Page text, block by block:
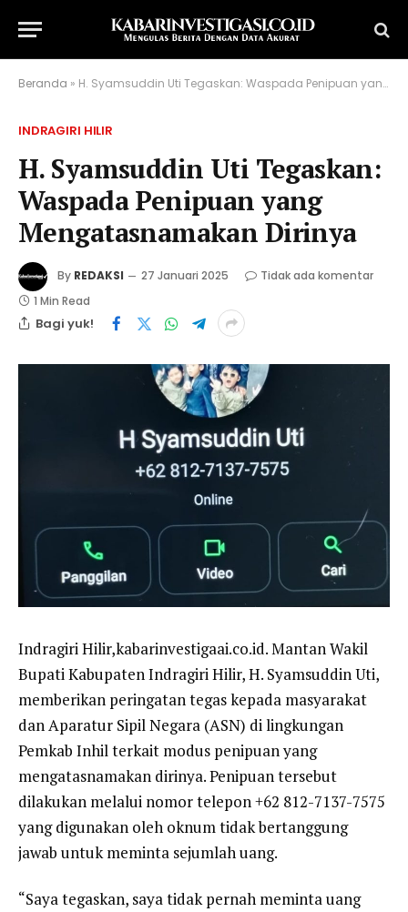
Beranda » H. Syamsuddin Uti Tegaskan: Waspada Penipuan yang Mengatasnamakan Dirinya
INDRAGIRI HILIR
H. Syamsuddin Uti Tegaskan:
Waspada Penipuan yang
Mengatasnamakan Dirinya
By REDAKSI 27 Januari 2025
Tidak ada komentar
1 Min Read
Bagi yuk!
Indragiri Hilir,kabarinvestigaai.co.id. Mantan Wakil
Bupati Kabupaten Indragiri Hilir, H. Syamsuddin Uti,
memberikan peringatan tegas kepada masyarakat
dan Aparatur Sipil Negara (ASN) di lingkungan
Pemkab Inhil terkait modus penipuan yang
mengatasnamakan dirinya. Penipuan tersebut
dilakukan melalui nomor telepon +62 812-7137-7575
yang digunakan oleh oknum tidak bertanggung
jawab untuk meminta sejumlah uang.
“Saya tegaskan, saya tidak pernah meminta uang